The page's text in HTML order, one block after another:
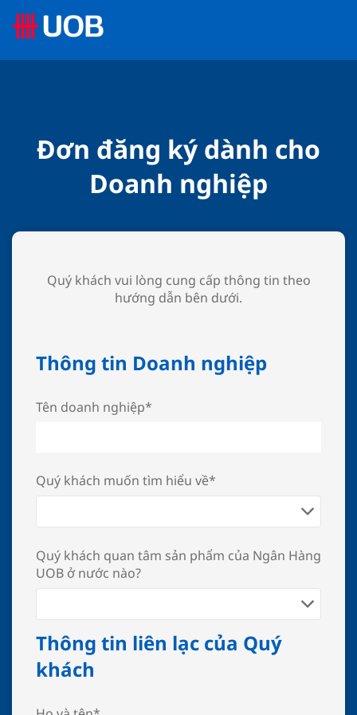
Đơn đăng ký dành cho
Doanh nghiệp
Quý khách vui lòng cung cấp thông tin theo
hướng dẫn bên dưới.
Thông tin Doanh nghiệp
Tên doanh nghiệp*
Quý khách muốn tìm hiểu về*
Quý khách quan tâm sản phẩm của Ngân Hàng
UOB ở nước nào?
Thông tin liên lạc của Quý
khách